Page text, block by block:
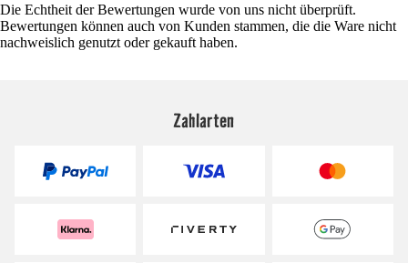
Die Echtheit der Bewertungen wurde von uns nicht überprüft.
Bewertungen können auch von Kunden stammen, die die Ware nicht
nachweislich genutzt oder gekauft haben.
Zahlarten